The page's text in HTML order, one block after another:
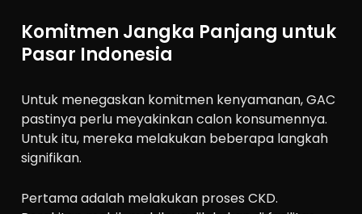
Komitmen Jangka Panjang untuk
Pasar Indonesia
Untuk menegaskan komitmen kenyamanan, GAC
pastinya perlu meyakinkan calon konsumennya.
Untuk itu, mereka melakukan beberapa langkah
signifikan.
Pertama adalah melakukan proses CKD.